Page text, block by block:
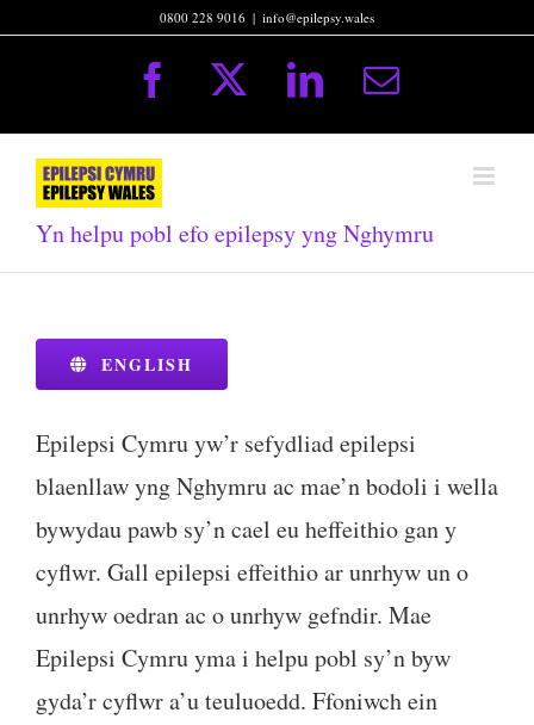
0800 228 9016 | info@epilepsy.wales
Facebook
X LinkedIn
Email
Yn helpu pobl efo epilepsy yng Nghymru
ENGLISH
Epilepsi Cymru yw’r sefydliad epilepsi
blaenllaw yng Nghymru ac mae’n bodoli i wella
bywydau pawb sy’n cael eu heffeithio gan y
cyflwr. Gall epilepsi effeithio ar unrhyw un o
unrhyw oedran ac o unrhyw gefndir. Mae
Epilepsi Cymru yma i helpu pobl sy’n byw
gyda’r cyflwr a’u teuluoedd. Ffoniwch ein